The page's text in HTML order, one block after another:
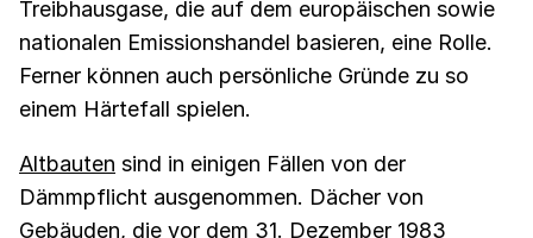
Treibhausgase, die auf dem europäischen sowie
nationalen Emissionshandel basieren, eine Rolle.
Ferner können auch persönliche Gründe zu so
einem Härtefall spielen.
Altbauten sind in einigen Fällen von der
Dämmpflicht ausgenommen. Dächer von
Gebäuden, die vor dem 31. Dezember 1983